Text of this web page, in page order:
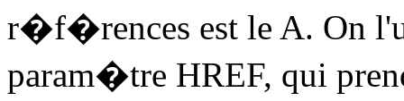
r�f�rences est le A. On
param�tre HREF, qui